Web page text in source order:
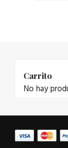
Carrito
No hay